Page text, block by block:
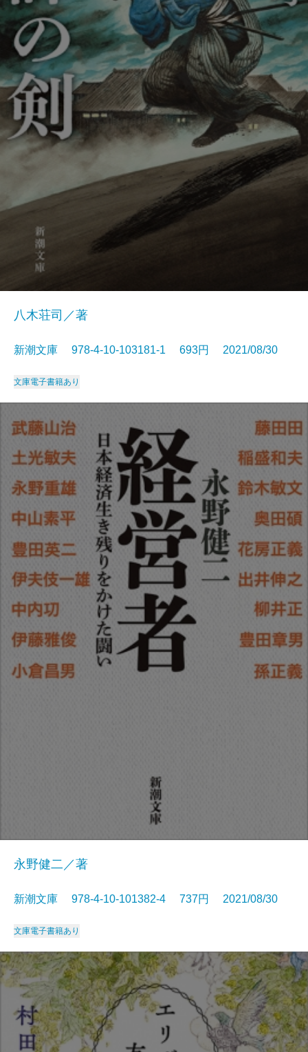
八木荘司／著
新潮文庫 978-4-10-103181-1 693円 2021/08/30
文庫電子書籍あり
永野健二／著
新潮文庫 978-4-10-101382-4 737円 2021/08/30
文庫電子書籍あり